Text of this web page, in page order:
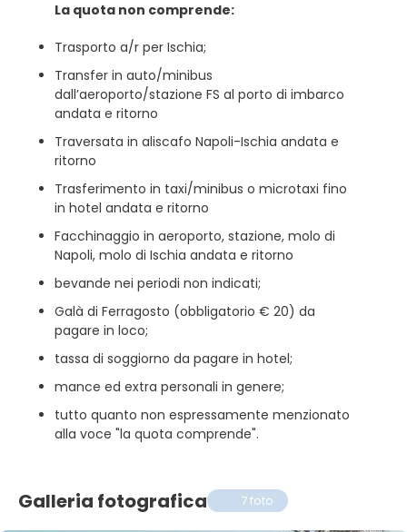
La quota non comprende:
Trasporto a/r per Ischia;
Transfer in auto/minibus
dall’aeroporto/stazione FS al porto di imbarco
andata e ritorno
Traversata in aliscafo Napoli-Ischia andata e
ritorno
Trasferimento in taxi/minibus o microtaxi fino
in hotel andata e ritorno
Facchinaggio in aeroporto, stazione, molo di
Napoli, molo di Ischia andata e ritorno
bevande nei periodi non indicati;
Galà di Ferragosto (obbligatorio € 20) da
pagare in loco;
tassa di soggiorno da pagare in hotel;
mance ed extra personali in genere;
tutto quanto non espressamente menzionato
alla voce "la quota comprende".
Galleria fotografica 7 foto